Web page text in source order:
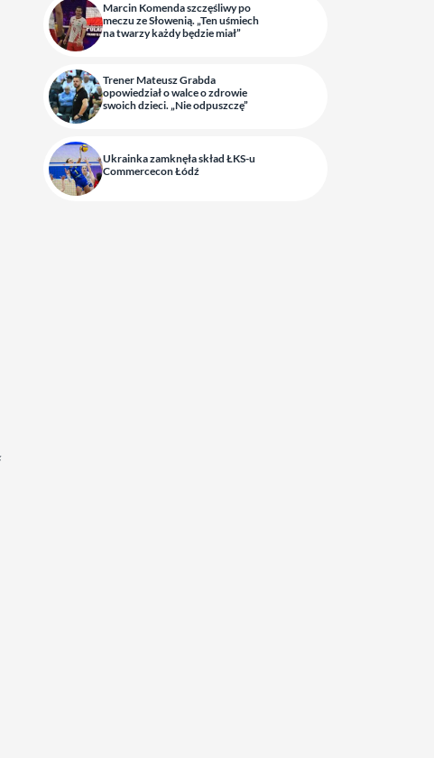
Marcin Komenda szczęśliwy po
meczu ze Słowenią. „Ten uśmiech
na twarzy każdy będzie miał”
Trener Mateusz Grabda
opowiedział o walce o zdrowie
swoich dzieci. „Nie odpuszczę”
Ukrainka zamknęła skład ŁKS-u
Commercecon Łódź